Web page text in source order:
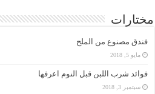
مختارات
فندق مصنوع من الملح
مايو 5, 2018
فوائد شرب اللبن قبل النوم اعرفها
سبتمبر 3, 2018